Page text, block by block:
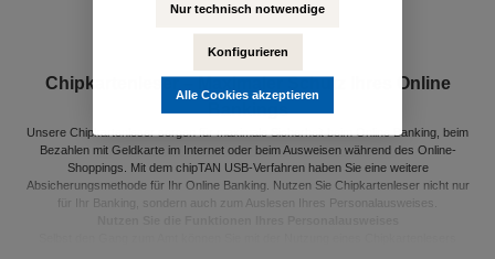
Chipkartenleser – Maximaler Schutz Ihres Online
Bankings
Unsere Chipkartenleser sorgen für maximale Sicherheit beim Online Banking, beim
Bezahlen mit Geldkarte im Internet oder beim Ausweisen während des Online-
Shoppings. Mit dem chipTAN USB-Verfahren haben Sie eine weitere
Absicherungsmethode für Ihr Online Banking. Nutzen Sie Chipkartenleser nicht nur
für Ihr Banking, sondern auch zum Auslesen Ihres Personalausweises.
Nur technisch notwendige
Konfigurieren
Alle Cookies akzeptieren